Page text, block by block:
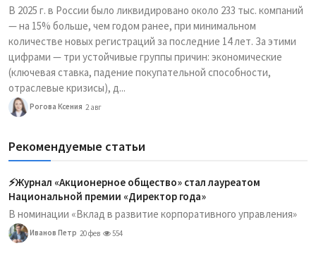
В 2025 г. в России было ликвидировано около 233 тыс. компаний
— на 15% больше, чем годом ранее, при минимальном
количестве новых регистраций за последние 14 лет. За этими
цифрами — три устойчивые группы причин: экономические
(ключевая ставка, падение покупательной способности,
отраслевые кризисы), д...
Рогова Ксения 2 авг
Рекомендуемые статьи
⚡️Журнал «Акционерное общество» стал лауреатом
Национальной премии «Директор года»
В номинации «Вклад в развитие корпоративного управления»
Иванов Петр 20 фев 554